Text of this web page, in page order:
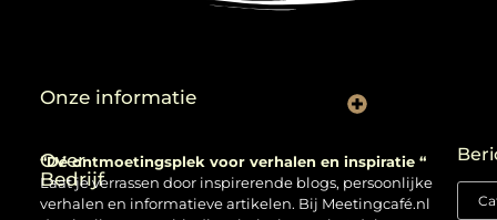
Over
Bedrijf
“Dé ontmoetingsplek voor verhalen en inspiratie “
Laat je verrassen door inspirerende blogs, persoonlijke
verhalen en informatieve artikelen. Bij Meetingcafé.nl
Onze informatie